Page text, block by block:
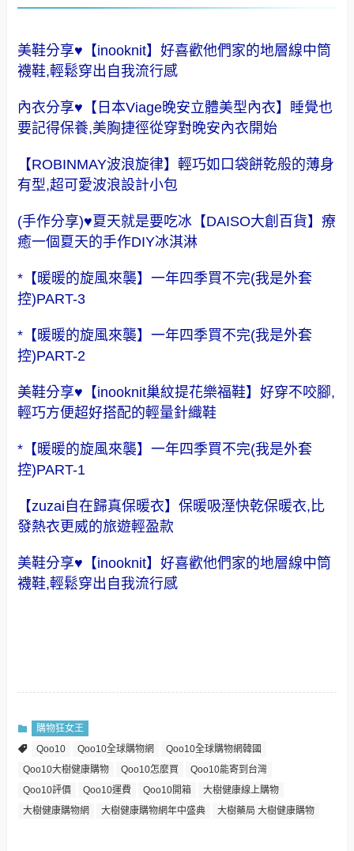
美鞋分享♥【inooknit】好喜歡他們家的地層線中筒
襪鞋,輕鬆穿出自我流行感
內衣分享♥【日本Viage晚安立體美型內衣】睡覺也
要記得保養,美胸捷徑從穿對晚安內衣開始
【ROBINMAY波浪旋律】輕巧如口袋餅乾般的薄身
有型,超可愛波浪設計小包
(手作分享)♥夏天就是要吃冰【DAISO大創百貨】療
癒一個夏天的手作DIY冰淇淋
*【暖暖的旋風來襲】一年四季買不完(我是外套
控)PART-3
*【暖暖的旋風來襲】一年四季買不完(我是外套
控)PART-2
美鞋分享♥【inooknit巢紋提花樂福鞋】好穿不咬腳,
輕巧方便超好搭配的輕量針織鞋
*【暖暖的旋風來襲】一年四季買不完(我是外套
控)PART-1
【zuzai自在歸真保暖衣】保暖吸溼快乾保暖衣,比
發熱衣更威的旅遊輕盈款
美鞋分享♥【inooknit】好喜歡他們家的地層線中筒
襪鞋,輕鬆穿出自我流行感
購物狂女王
Qoo10
Qoo10全球購物網
Qoo10全球購物網韓國
Qoo10大樹健康購物
Qoo10怎麼買
Qoo10能寄到台灣
Qoo10評價
Qoo10運費 Qoo10開箱
大樹健康線上購物
大樹健康購物網
大樹健康購物網年中盛典 大樹藥局 大樹健康購物